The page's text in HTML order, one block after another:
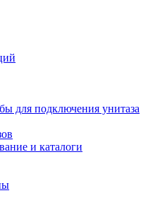
для подключения унитаза
и каталоги